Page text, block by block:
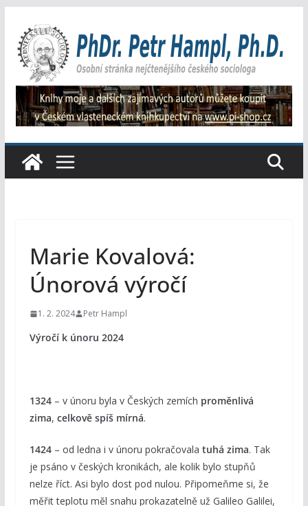
obsah
Marie Kovalová:
Únorová výročí
1. 2. 2024 Petr Hampl
Výročí k únoru 2024
1324– v únoru byla v Českých zemích proměnlivá
zima, celkově spíš mírná.
1424– od ledna i v únoru pokračovala tuhá zima. Tak
je psáno v českých kronikách, ale kolik bylo stupňů
nelze říct. Asi bylo dost pod nulou. Připomeňme si, že
měřit teplotu měl snahu prokazatelně už Galileo Galilei,